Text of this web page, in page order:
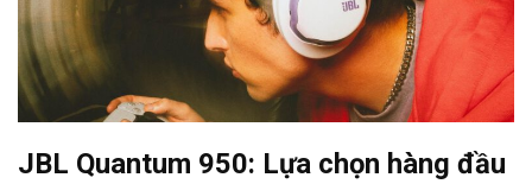
JBL Quantum 950: Lựa chọn hàng đầu